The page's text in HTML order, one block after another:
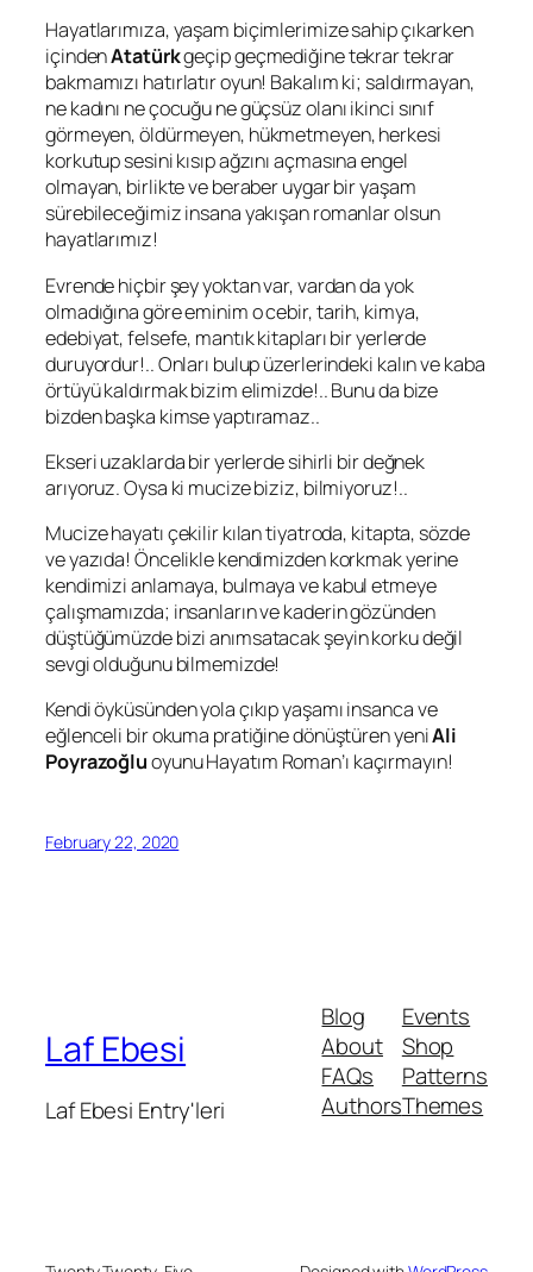
Hayatlarımıza, yaşam biçimlerimize sahip çıkarken
içindenAtatürkgeçip geçmediğine tekrar tekrar
bakmamızı hatırlatır oyun! Bakalım ki; saldırmayan,
ne kadını ne çocuğu ne güçsüz olanı ikinci sınıf
görmeyen, öldürmeyen, hükmetmeyen, herkesi
korkutup sesini kısıp ağzını açmasına engel
olmayan, birlikte ve beraber uygar bir yaşam
sürebileceğimiz insana yakışan romanlar olsun
hayatlarımız!
Evrende hiçbir şey yoktan var, vardan da yok
olmadığına göre eminim o cebir, tarih, kimya,
edebiyat, felsefe, mantık kitapları bir yerlerde
duruyordur!.. Onları bulup üzerlerindeki kalın ve kaba
örtüyü kaldırmak bizim elimizde!.. Bunu da bize
bizden başka kimse yaptıramaz..
Ekseri uzaklarda bir yerlerde sihirli bir değnek
arıyoruz. Oysa ki mucize biziz, bilmiyoruz!..
Mucize hayatı çekilir kılan tiyatroda, kitapta, sözde
ve yazıda! Öncelikle kendimizden korkmak yerine
kendimizi anlamaya, bulmaya ve kabul etmeye
çalışmamızda; insanların ve kaderin gözünden
düştüğümüzde bizi anımsatacak şeyin korku değil
sevgi olduğunu bilmemizde!
Kendi öyküsünden yola çıkıp yaşamı insanca ve
eğlenceli bir okuma pratiğine dönüştüren yeniAli
PoyrazoğluoyunuHayatım Roman’ı kaçırmayın!
February 22, 2020
Laf Ebesi
Laf Ebesi Entry'leri
Blog
About
FAQs
Authors
Events
Shop
Patterns
Themes